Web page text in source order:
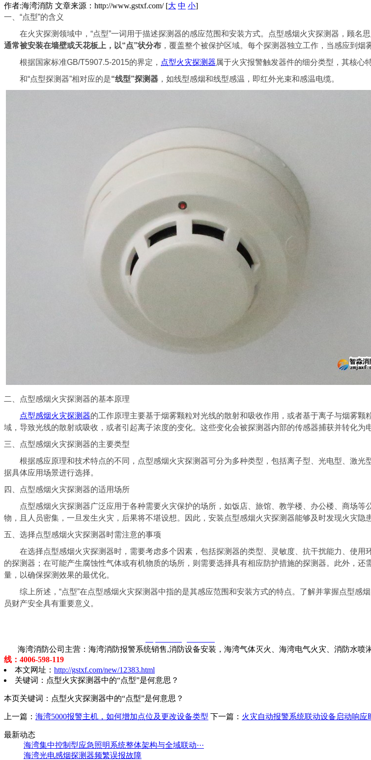
作者:海湾消防 文章来源：http://www.gstxf.com/ [大 中 小]
一、“点型”的含义
在火灾探测领域中，“点型”一词用于描述探测器的感应范围和安装方式。点型感烟火灾探测器，顾名
通常被安装在墙壁或天花板上，以“点”状分布 ，覆盖整个被保护区域。每个探测器独立工作，当感应到烟
根据国家标准GB/T5907.5-2015的界定， 点型火灾探测器属于火灾报警触发器件的细分类型，其核心
和“点型探测器”相对应的是“线型”探测器 ，如线型感烟和线型感温，即红外光束和感温电缆。
二、点型感烟火灾探测器的基本原理
点型感烟火灾探测器的工作原理主要基于烟雾颗粒对光线的散射和吸收作用，或者基于离子与烟雾
域，导致光线的散射或吸收，或者引起离子浓度的变化。这些变化会被探测器内部的传感器捕获并转化为
三、点型感烟火灾探测器的主要类型
根据感应原理和技术特点的不同，点型感烟火灾探测器可分为多种类型，包括离子型、光电型、激光
据具体应用场景进行选择。
四、点型感烟火灾探测器的适用场所
点型感烟火灾探测器广泛应用于各种需要火灾保护的场所，如饭店、旅馆、教学楼、办公楼、商场等
物，且人员密集，一旦发生火灾，后果将不堪设想。因此，安装点型感烟火灾探测器能够及时发现火灾隐
五、选择点型感烟火灾探测器时需注意的事项
在选择点型感烟火灾探测器时，需要考虑多个因素，包括探测器的类型、灵敏度、抗干扰能力、使用
的探测器；在可能产生腐蚀性气体或有机物质的场所，则需要选择具有相应防护措施的探测器。此外，
量，以确保探测效果的最优化。
综上所述，“点型”在点型感烟火灾探测器中指的是其感应范围和安装方式的特点。了解并掌握点型感
员财产安全具有重要意义。
海湾消防公司主营：海湾消防报警系统销售,消防设备安装，海湾气体灭火、海湾电气火灾、消防水喷
线：4006-598-119
本文网址： http://gstxf.com/new/12383.html
关键词：点型火灾探测器中的“点型”是何意思？
本页关键词：点型火灾探测器中的“点型”是何意思？
上一篇： 海湾5000报警主机，如何增加点位及更改设备类型 下一篇： 火灾自动报警系统联动设备启动响应
最新动态
海湾集中控制型应急照明系统整体架构与全域联动···
海湾光电感烟探测器频繁误报故障